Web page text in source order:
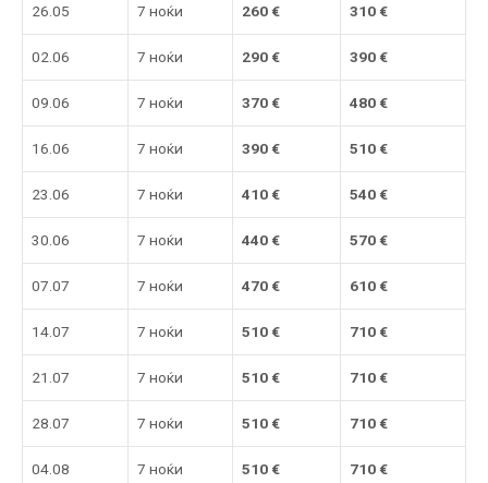
26.05 7 ноќи 260 € 310 €
02.06 7 ноќи 290 € 390 €
09.06 7 ноќи 370 € 480 €
16.06 7 ноќи 390 € 510 €
23.06 7 ноќи 410 € 540 €
30.06 7 ноќи 440 € 570 €
07.07 7 ноќи 470 € 610 €
14.07 7 ноќи 510 € 710 €
21.07 7 ноќи 510 € 710 €
28.07 7 ноќи 510 € 710 €
04.08 7 ноќи 510 € 710 €